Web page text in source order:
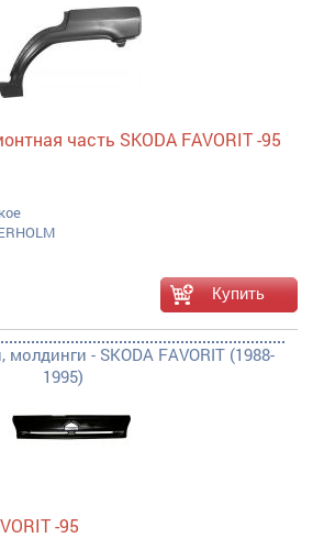
часть SKODA FAVORIT -95
- SKODA FAVORIT (1988-
1995)
-95